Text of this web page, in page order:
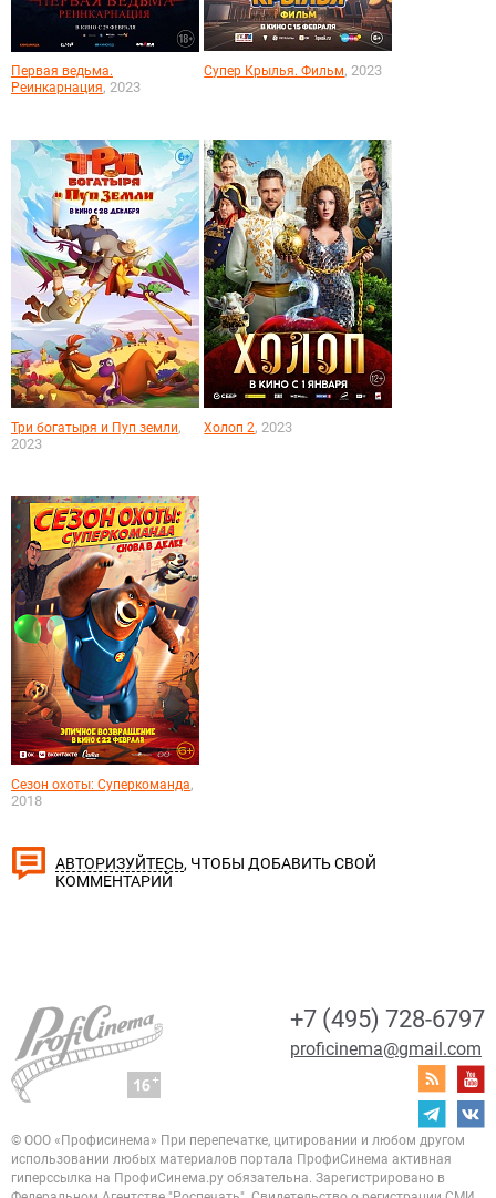
Первая ведьма.
Реинкарнация, 2023
Супер Крылья. Фильм, 2023
Три богатыря и Пуп земли,
2023
Холоп 2, 2023
Сезон охоты: Суперкоманда,
2018
АВТОРИЗУЙТЕСЬ, ЧТОБЫ ДОБАВИТЬ СВОЙ
КОММЕНТАРИЙ
+7 (495) 728-6797
proficinema@gmail.com
© ООО «Профисинема» При перепечатке, цитировании и любом другом
использовании любых материалов портала ПрофиСинема активная
гиперссылка на ПрофиСинема.ру обязательна. Зарегистрировано в